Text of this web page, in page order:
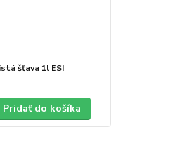
šťava 1l ESI
Pridať do košíka